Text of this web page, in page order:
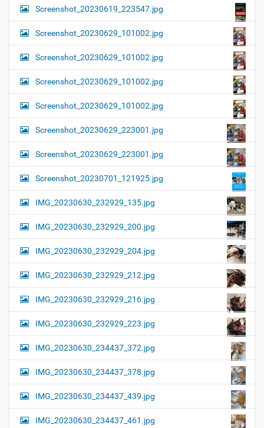
Screenshot_20230619_223547.jpg
Screenshot_20230629_101002.jpg
Screenshot_20230629_101002.jpg
Screenshot_20230629_101002.jpg
Screenshot_20230629_101002.jpg
Screenshot_20230629_223001.jpg
Screenshot_20230629_223001.jpg
Screenshot_20230701_121925.jpg
IMG_20230630_232929_135.jpg
IMG_20230630_232929_200.jpg
IMG_20230630_232929_204.jpg
IMG_20230630_232929_212.jpg
IMG_20230630_232929_216.jpg
IMG_20230630_232929_223.jpg
IMG_20230630_234437_372.jpg
IMG_20230630_234437_378.jpg
IMG_20230630_234437_439.jpg
IMG_20230630_234437_461.jpg